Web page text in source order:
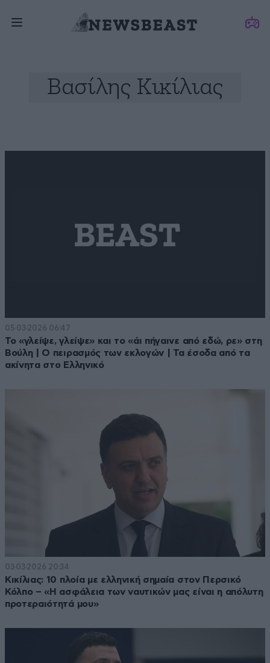
Βασίλης Κικίλιας
05·03·2026 06:47
Το «γλείψε, γλείψε» και το «άι πήγαινε από εδώ, ρε» στη
Βούλη | Ο πειρασμός των εκλογών | Τα έσοδα από τα
ακίνητα στο Ελληνικό
03·03·2026 20:34
Κικίλιας: 10 πλοία με ελληνική σημαία στον Περσικό
Κόλπο – «Η ασφάλεια των ναυτικών μας είναι η απόλυτη
προτεραιότητά μου»